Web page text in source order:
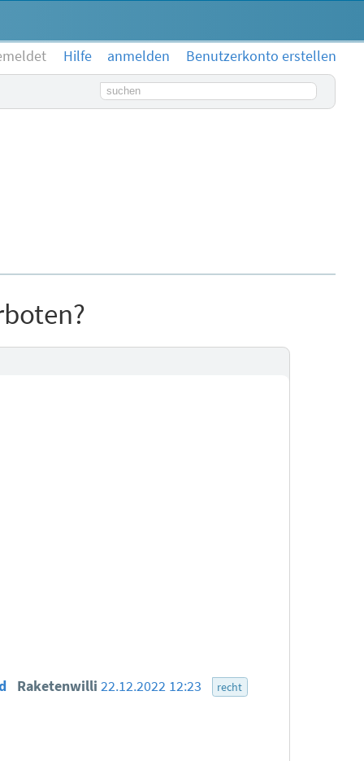
Hilfe anmelden
Benutzerkonto erstellen
Suchbegriff
Raketenwilli 22.12.2022 12:23 recht